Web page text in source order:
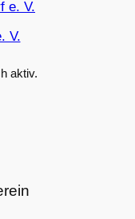
V.
aktiv.